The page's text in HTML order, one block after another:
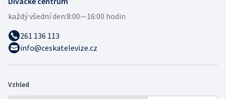
každý všední den:8:00—16:00 hodin
261 136 113
info@ceskatelevize.cz
Vzhled